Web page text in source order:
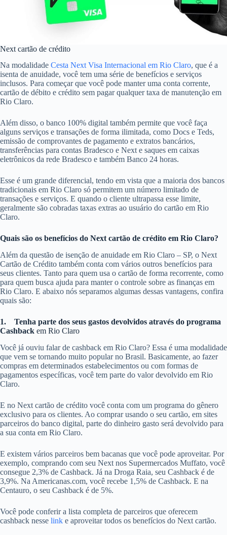
Next cartão de crédito
Na modalidade Cesta Next Visa Internacional em Rio Claro, que é a
isenta de anuidade, você tem uma série de benefícios e serviços
inclusos. Para começar que você pode manter uma conta corrente,
cartão de débito e crédito sem pagar qualquer taxa de manutenção em
Rio Claro.
Além disso, o banco 100% digital também permite que você faça
alguns serviços e transações de forma ilimitada, como Docs e Teds,
emissão de comprovantes de pagamento e extratos bancários,
transferências para contas Bradesco e Next e saques em caixas
eletrônicos da rede Bradesco e também Banco 24 horas.
Esse é um grande diferencial, tendo em vista que a maioria dos bancos
tradicionais em Rio Claro só permitem um número limitado de
transações e serviços. E quando o cliente ultrapassa esse limite,
geralmente são cobradas taxas extras ao usuário do cartão em Rio
Claro.
Quais são os benefícios do Next cartão de crédito em Rio Claro?
Além da questão de isenção de anuidade em Rio Claro – SP, o Next
Cartão de Crédito também conta com vários outros benefícios para
seus clientes. Tanto para quem usa o cartão de forma recorrente, como
para quem busca ajuda para manter o controle sobre as finanças em
Rio Claro. E abaixo nós separamos algumas dessas vantagens, confira
quais são:
1.
Tenha parte dos seus gastos devolvidos através do programa
Cashback em Rio Claro
Você já ouviu falar de cashback em Rio Claro? Essa é uma modalidade
que vem se tornando muito popular no Brasil. Basicamente, ao fazer
compras em determinados estabelecimentos ou com formas de
pagamentos específicas, você tem parte do valor devolvido em Rio
Claro.
E no Next cartão de crédito você conta com um programa do gênero
exclusivo para os clientes. Ao comprar usando o seu cartão, em sites
parceiros do banco digital, parte do dinheiro gasto será devolvido para
a sua conta em Rio Claro.
E existem vários parceiros bem bacanas que você pode aproveitar. Por
exemplo, comprando com seu Next nos Supermercados Muffato, você
consegue 2,3% de Cashback. Já na Droga Raia, seu Cashback é de
3,9%. Na Americanas.com, você recebe 1,5% de Cashback. E na
Centauro, o seu Cashback é de 5%.
Você pode conferir a lista completa de parceiros que oferecem
cashback nesse link e aproveitar todos os benefícios do Next cartão.